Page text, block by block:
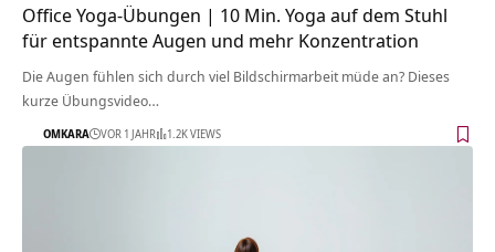
Office Yoga-Übungen | 10 Min. Yoga auf dem Stuhl
für entspannte Augen und mehr Konzentration
Die Augen fühlen sich durch viel Bildschirmarbeit müde an? Dieses
kurze Übungsvideo…
OMKARA VOR 1 JAHR 1.2K VIEWS